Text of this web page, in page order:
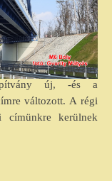
Hidak Alapítvány
új, -és a
változott. A régi
címünkre kerülnek